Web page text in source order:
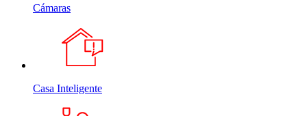
Cámaras
Casa Inteligente